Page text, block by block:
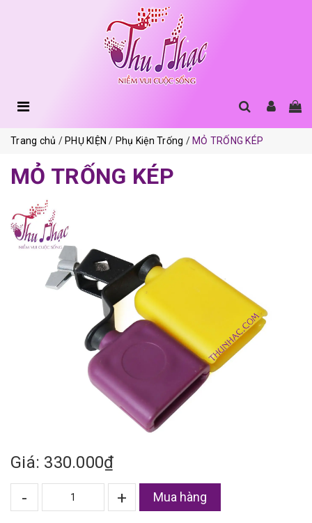
Trang chủ PHỤ KIỆN Phụ Kiện Trống MỎ TRỐNG KÉP
MỎ TRỐNG KÉP
Giá: 330.000₫
-
+ Mua hàng